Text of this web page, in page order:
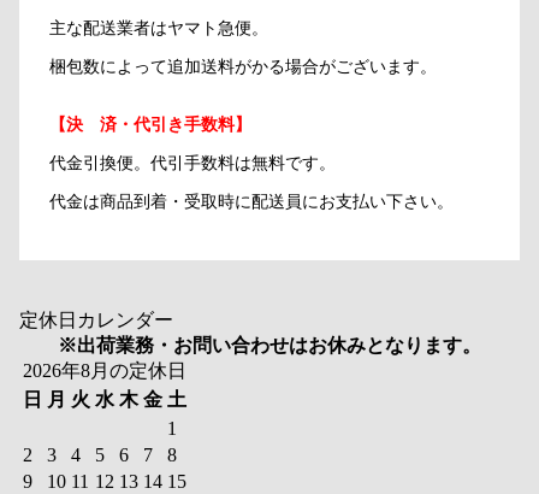
主な配送業者はヤマト急便。
梱包数によって追加送料がかる場合がございます。
【決 済・代引き手数料】
代金引換便。代引手数料は無料です。
代金は商品到着・受取時に配送員にお支払い下さい。
定休日カレンダー
※出荷業務・お問い合わせはお休みとなります。
2026年8月の定休日
日
月 火 水 木 金 土
1
2
3 4 5 6 7
8
9
10 11 12 13 14 15